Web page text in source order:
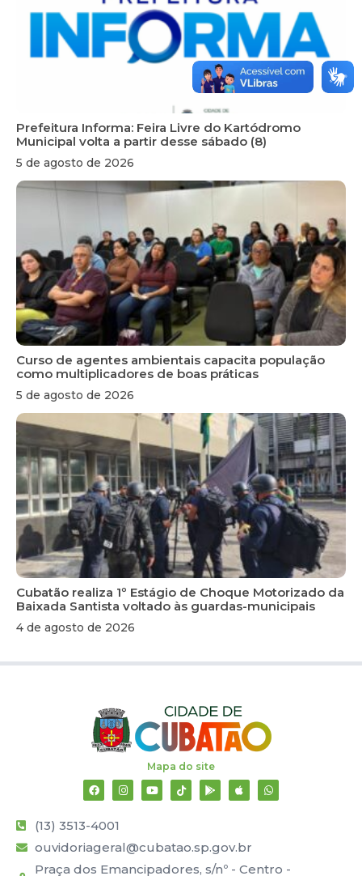
Prefeitura Informa: Feira Livre do Kartódromo
Municipal volta a partir desse sábado (8)
5 de agosto de 2026
Curso de agentes ambientais capacita população
como multiplicadores de boas práticas
5 de agosto de 2026
Cubatão realiza 1º Estágio de Choque Motorizado da
Baixada Santista voltado às guardas-municipais
4 de agosto de 2026
Mapa do site
(13) 3513-4001
ouvidoriageral@cubatao.sp.gov.br
Praça dos Emancipadores, s/nº - Centro -